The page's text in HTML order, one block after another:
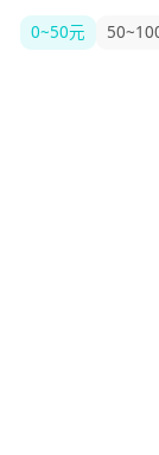
0~50元